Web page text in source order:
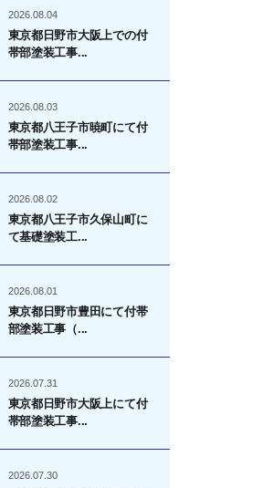
2026.08.04
東京都日野市大阪上での付
帯部塗装工事...
2026.08.03
東京都八王子市暁町にて付
帯部塗装工事...
2026.08.02
東京都八王子市久保山町に
て基礎塗装工...
2026.08.01
東京都日野市豊田にて付帯
部塗装工事（...
2026.07.31
東京都日野市大阪上にて付
帯部塗装工事...
2026.07.30